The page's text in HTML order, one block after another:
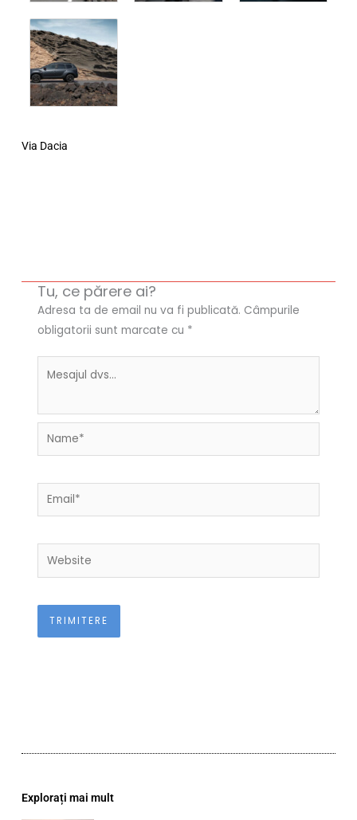
Via Dacia
Tu, ce părere ai?
Adresa ta de email nu va fi publicată. Câmpurile
obligatorii sunt marcate cu *
Name*
Email*
Website
Explorați mai mult